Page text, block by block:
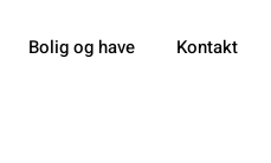
Bolig og have Kontakt